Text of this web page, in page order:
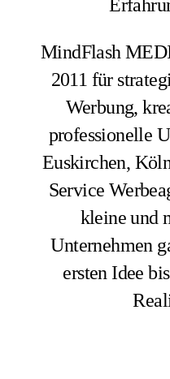
MindFlash
2011 für
Werbung,
professionelle
Euskirchen,
Service
kleine und
Unternehmen
ersten Idee